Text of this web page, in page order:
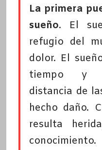
La primera
sueño. El
refugio del
dolor. El
tiempo y
distancia de
hecho daño.
resulta